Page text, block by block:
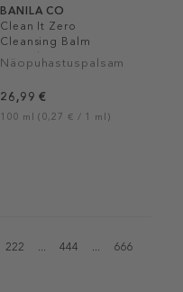
BANILA CO
Clean It Zero
Cleansing Balm
Nourishing
Näopuhastuspalsam
26,99 €
100 ml (0,27 € / 1 ml)
222 ... 444 ... 666